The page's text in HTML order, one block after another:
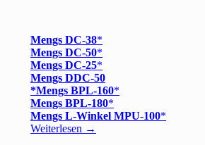
Mengs DC-38
Mengs DC-50
Mengs DC-25
Mengs DDC-50
Mengs BPL-160
Mengs BPL-180
Mengs L-Winkel MPU-100
Weiterlesen →